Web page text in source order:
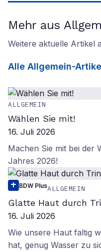
Mehr aus
Weitere aktuelle Artikel
Alle Allgemein-
ALLGEMEIN
Wählen Sie mit!
16. Juli 2026
Machen Sie mit bei der
Jahres 2026!
BDW PlusALLGEMEIN
Glatte Haut durch
16. Juli 2026
Wie unsere Haut faltig
hat, genug Wasser zu